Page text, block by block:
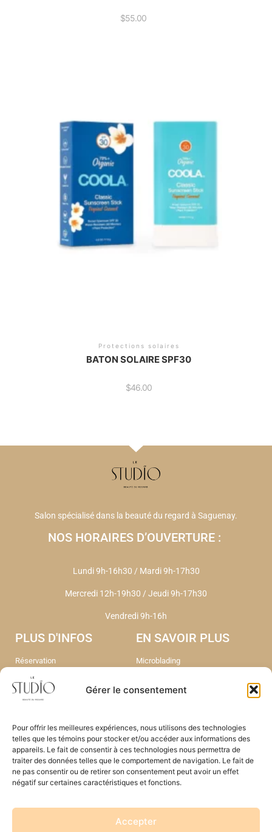
Gérer le consentement
Pour offrir les meilleures expériences, nous utilisons des technologies
telles que les témoins pour stocker et/ou accéder aux informations des
appareils. Le fait de consentir à ces technologies nous permettra de
traiter des données telles que le comportement de navigation. Le fait de
ne pas consentir ou de retirer son consentement peut avoir un effet
négatif sur certaines caractéristiques et fonctions.
Accepter
$55.00
Protections solaires
BATON SOLAIRE SPF30
$46.00
Salon spécialisé dans la beauté du regard à Saguenay.
NOS HORAIRES D’OUVERTURE :
Lundi 9h-16h30 / Mardi 9h-17h30
Mercredi 12h-19h30 / Jeudi 9h-17h30
Vendredi 9h-16h
PLUS D'INFOS
Réservation
Le microblading
FAQ
EN SAVOIR PLUS
Microblading
Head Spa
Portfolio